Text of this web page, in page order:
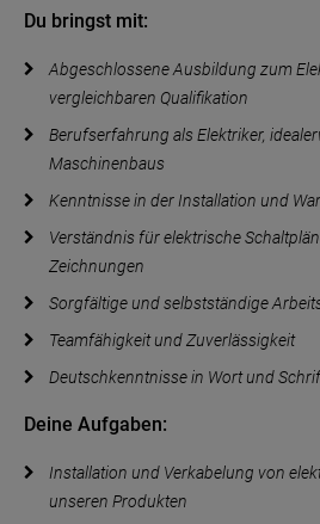
Du bringst mit:
Abgeschlossene Ausbildung zum
vergleichbaren Qualifikation
Berufserfahrung als Elektriker,
Maschinenbaus
Kenntnisse in der Installation und
Verständnis für elektrische
Zeichnungen
Sorgfältige und selbstständige
Teamfähigkeit und Zuverlässigkeit
Deutschkenntnisse in Wort und
Deine Aufgaben:
Installation und Verkabelung von
unseren Produkten